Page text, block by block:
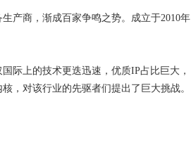
产商，渐成百家争鸣之势。成立于2010年
际上的技术更迭迅速，优质IP占比巨大，
，对该行业的先驱者们提出了巨大挑战。